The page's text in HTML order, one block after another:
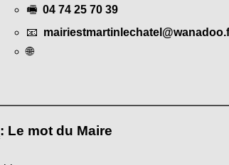
🖷 04 74 25 70 39
📧
🌐
: Le mot du Maire